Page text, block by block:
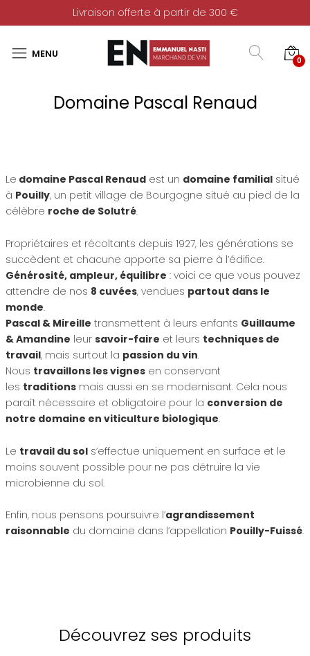
Livraison offerte à partir de 300 €
0
Domaine Pascal Renaud
Le domaine Pascal Renaudest un domaine familialsitué
à Pouilly, un petit village de Bourgogne situé au pied de la
célèbre roche de Solutré.
Propriétaires et récoltants depuis 1927, les générations se
succèdent et chacune apporte sa pierre à l’édifice.
Générosité, ampleur, équilibre : voici ce que vous pouvez
attendre de nos 8 cuvées, vendues partout dans le
monde.
Pascal & Mireille transmettent à leurs enfants Guillaume
& Amandine leur savoir-faire et leurs techniques de
travail, mais surtout la passion du vin.
Nous travaillons les vignesen conservant
les traditionsmais aussi en se modernisant. Cela nous
paraît nécessaire et obligatoire pour la conversion de
notre domaine en viticulture biologique.
Le travail du sols’effectue uniquement en surface et le
moins souvent possible pour ne pas détruire la vie
microbienne du sol.
Enfin, nous pensons poursuivre l’agrandissement
raisonnable du domaine dans l’appellation Pouilly-Fuissé.
Découvrez ses produits